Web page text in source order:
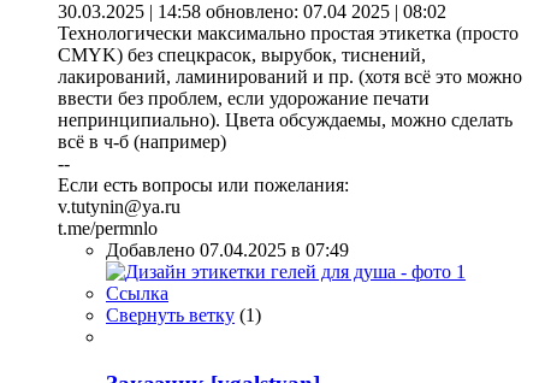
30.03.2025 | 14:58 обновлено: 07.04 2025 | 08:02
Технологически максимально простая этикетка (просто
CMYK) без спецкрасок, вырубок, тиснений,
лакирований, ламинирований и пр. (хотя всё это можно
ввести без проблем, если удорожание печати
непринципиально). Цвета обсуждаемы, можно сделать
всё в ч-б (например)
--
Если есть вопросы или пожелания:
v.tutynin@ya.ru
t.me/permnlo
Добавлено 07.04.2025 в 07:49
Ссылка
Свернуть ветку (1)